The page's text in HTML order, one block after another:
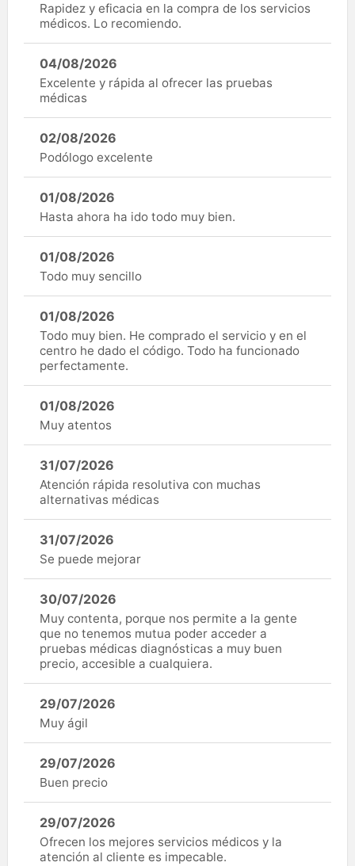
Rapidez y eficacia en la compra de los servicios
médicos. Lo recomiendo.
04/08/2026
Excelente y rápida al ofrecer las pruebas
médicas
02/08/2026
Podólogo excelente
01/08/2026
Hasta ahora ha ido todo muy bien.
01/08/2026
Todo muy sencillo
01/08/2026
Todo muy bien. He comprado el servicio y en el
centro he dado el código. Todo ha funcionado
perfectamente.
01/08/2026
Muy atentos
31/07/2026
Atención rápida resolutiva con muchas
alternativas médicas
31/07/2026
Se puede mejorar
30/07/2026
Muy contenta, porque nos permite a la gente
que no tenemos mutua poder acceder a
pruebas médicas diagnósticas a muy buen
precio, accesible a cualquiera.
29/07/2026
Muy ágil
29/07/2026
Buen precio
29/07/2026
Ofrecen los mejores servicios médicos y la
atención al cliente es impecable.